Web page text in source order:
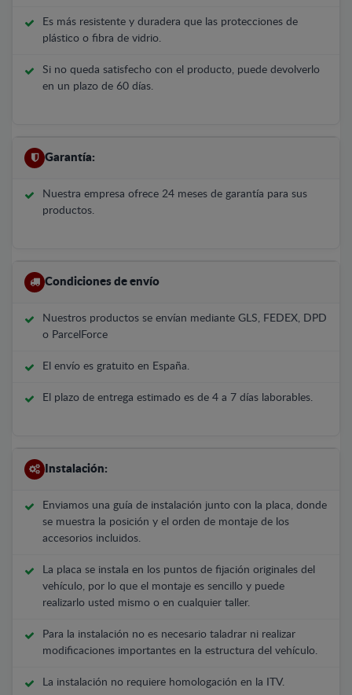
Es más resistente y duradera que las protecciones de
plástico o fibra de vidrio.
Si no queda satisfecho con el producto, puede devolverlo
en un plazo de 60 días.
Garantía:
Nuestra empresa ofrece 24 meses de garantía para sus
productos.
Condiciones de envío
Nuestros productos se envían mediante GLS, FEDEX, DPD
o ParcelForce
El envío es gratuito en España.
El plazo de entrega estimado es de 4 a 7 días laborables.
Instalación:
Enviamos una guía de instalación junto con la placa, donde
se muestra la posición y el orden de montaje de los
accesorios incluidos.
La placa se instala en los puntos de fijación originales del
vehículo, por lo que el montaje es sencillo y puede
realizarlo usted mismo o en cualquier taller.
Para la instalación no es necesario taladrar ni realizar
modificaciones importantes en la estructura del vehículo.
La instalación no requiere homologación en la ITV.